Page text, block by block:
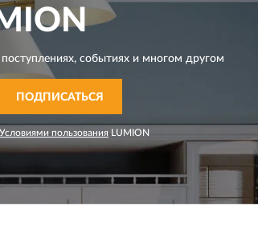
событиях и многом другом
ПОДПИСАТЬСЯ
Условиями пользования LUMION